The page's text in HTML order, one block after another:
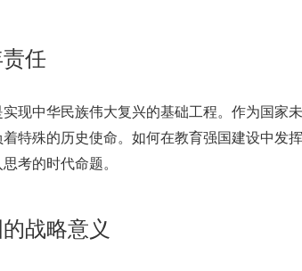
任
现中华民族伟大复兴的基础工程。作为国家
特殊的历史使命。如何在教育强国建设中发
考的时代命题。
战略意义